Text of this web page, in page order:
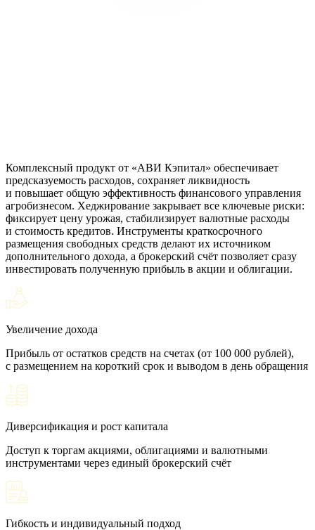
Комплексный продукт от «АВИ Кэпитал» обеспечивает
предсказуемость расходов, сохраняет ликвидность
и повышает общую эффективность финансового управления
агробизнесом. Хеджирование закрывает все ключевые риски:
фиксирует цену урожая, стабилизирует валютные расходы
и стоимость кредитов. Инструменты краткосрочного
размещения свободных средств делают их источником
дополнительного дохода, а брокерский счёт позволяет сразу
инвестировать полученную прибыль в акции и облигации.
Увеличение дохода
Прибыль от остатков средств на счетах (от 100 000 рублей),
с размещением на короткий срок и выводом в день обращения
Диверсификация и рост капитала
Доступ к торгам акциями, облигациями и валютными
инструментами через единый брокерский счёт
Гибкость и индивидуальный подход